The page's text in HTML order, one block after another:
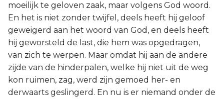
Titus
Filémon
Hebreeën
Jakobus
moeilijk te geloven zaak, maar volgens God woord.
En het is niet zonder twijfel, deels heeft hij geloof
geweigerd aan het woord van God, en deels heeft
hij geworsteld de last, die hem was opgedragen,
van zich te werpen. Maar omdat hij aan de andere
zijde van de hinderpalen, welke hij niet uit de weg
kon ruimen, zag, werd zijn gemoed her- en
derwaarts geslingerd. En nu is er niemand onder de